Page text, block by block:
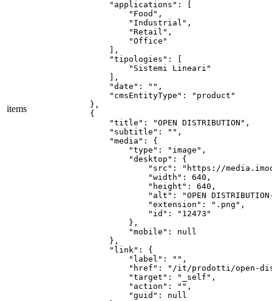
items
        "applications": [
            "Food",
            "Industrial",
            "Retail",
            "Office"
        ],
        "tipologies": [
            "Sistemi Lineari"
        ],
        "date": "",
        "cmsEntityType": "product"
    },
    {
        "title": "OPEN DISTRIBUTION",
        "subtitle": "",
        "media": {
            "type": "image",
            "desktop": {
"src": "https://
                "width": 640,
                "height": 640,
"alt": "OPEN
                "extension": ".png",
                "id": "12473"
            },
            "mobile": null
        },
        "link": {
            "label": "",
"href": "/it/prodotti/open-
            "target": "_self",
            "action": "",
            "guid": null